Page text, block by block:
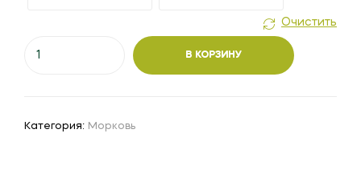
Очистить
F1
В КОРЗИНУ
Категория: Морковь